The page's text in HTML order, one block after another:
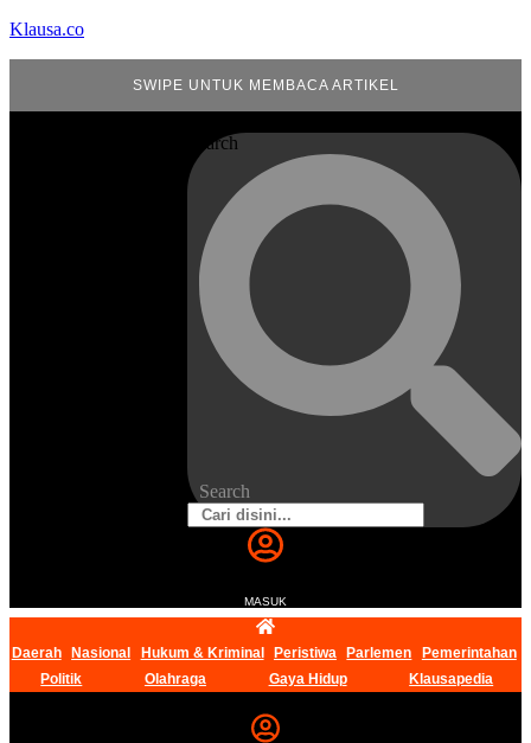
Klausa.co
SWIPE UNTUK MEMBACA ARTIKEL
Search
Search
MASUK
Daerah Nasional Hukum & Kriminal Peristiwa Parlemen
Pemerintahan
Politik
Olahraga Gaya Hidup Klausapedia